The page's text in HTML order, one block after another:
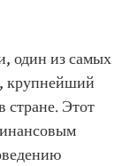
один из самых
крупнейший
стране. Этот